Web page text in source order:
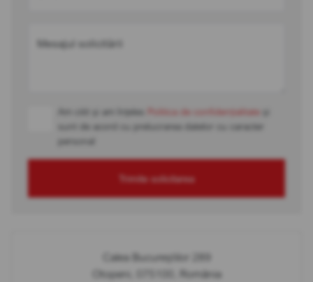
Mesajul solicitării
Am citit și am înțeles Politica de confidențialitate
sunt de acord cu prelucrarea datelor cu caracter
personal
Trimite solicitarea
Calea Bucureștilor 289
Otopeni, 075100, România